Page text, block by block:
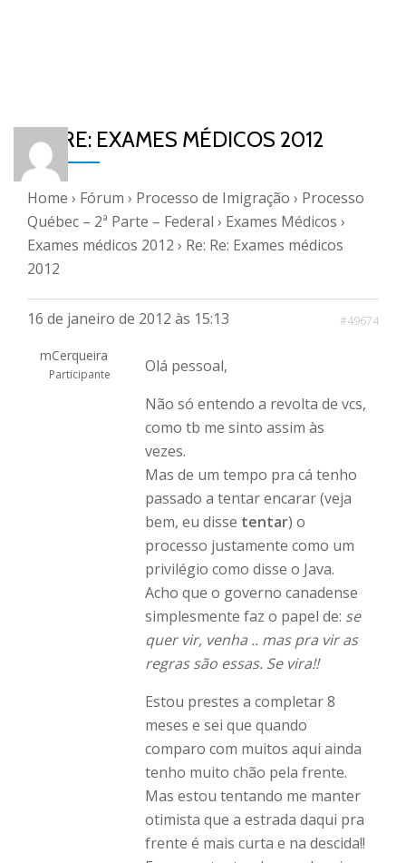
RE: RE: EXAMES MÉDICOS 2012
Home › Fórum › Processo de Imigração › Processo
Québec – 2ª Parte – Federal › Exames Médicos ›
Exames médicos 2012 › Re: Re: Exames médicos
2012
16 de janeiro de 2012 às 15:13 #49674
mCerqueira
Participante
Olá pessoal,
Não só entendo a revolta de vcs,
como tb me sinto assim às
vezes.
Mas de um tempo pra cá tenho
passado a tentar encarar (veja
bem, eu disse tentar) o
processo justamente como um
privilégio como disse o Java.
Acho que o governo canadense
simplesmente faz o papel de: se
quer vir, venha .. mas pra vir as
regras são essas. Se vira!!
Estou prestes a completar 8
meses e sei que quando
comparo com muitos aqui ainda
tenho muito chão pela frente.
Mas estou tentando me manter
otimista que a estrada daqui pra
frente é mais curta e na descida!!